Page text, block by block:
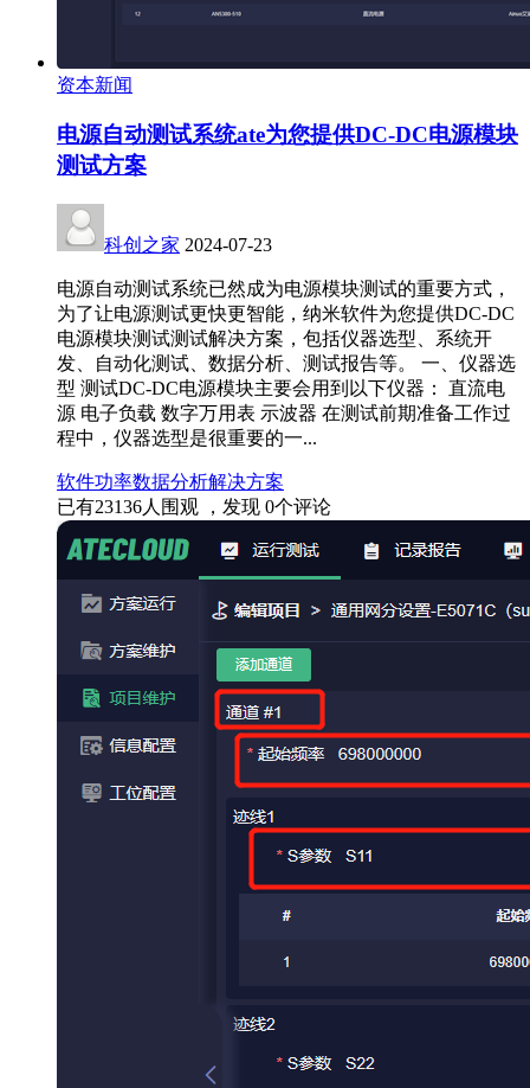
资本新闻
电源自动测试系统ate为您提供DC-DC电源模块
测试方案
科创之家 2024-07-23
电源自动测试系统已然成为电源模块测试的重要方式，
为了让电源测试更快更智能，纳米软件为您提供DC-DC
电源模块测试测试解决方案，包括仪器选型、系统开
发、自动化测试、数据分析、测试报告等。 一、仪器选
型 测试DC-DC电源模块主要会用到以下仪器： 直流电
源 电子负载 数字万用表 示波器 在测试前期准备工作过
程中，仪器选型是很重要的一...
软件功率数据分析解决方案
已有23136人围观 ，发现 0个评论